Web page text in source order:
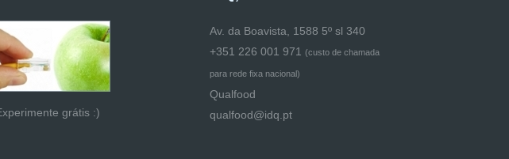
grátis :)
Av. da Boavista, 1588 5º sl 340
+351 226 001 971 (custo de chamada
para rede fixa nacional)
Qualfood
qualfood@idq.pt